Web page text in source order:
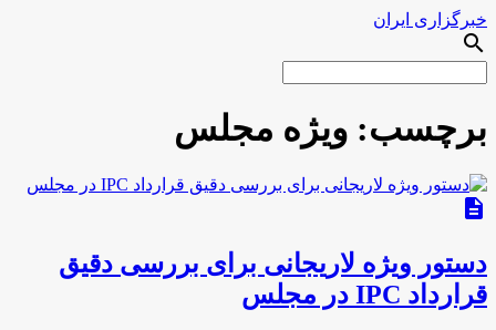
خبرگزاری ایران
search
برچسب: ویژه مجلس
description
دستور ویژه لاریجانی برای بررسی دقیق
قرارداد IPC در مجلس